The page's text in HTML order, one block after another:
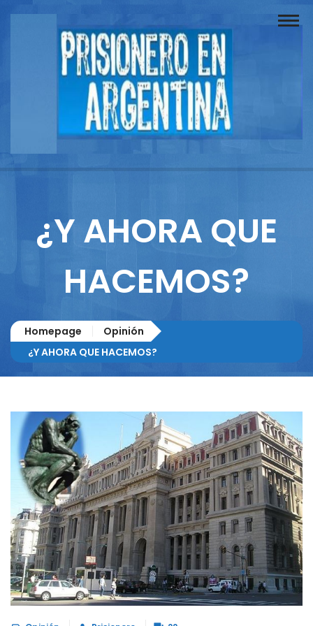
Buscador
Documentos
Reportajes
Columnistas
¿Y AHORA QUE
HACEMOS?
Homepage
Opinión
¿Y AHORA QUE HACEMOS?